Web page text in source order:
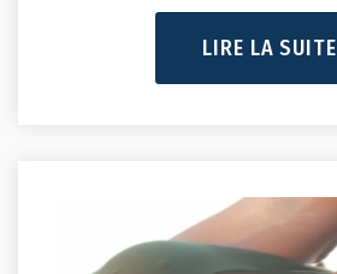
LIRE LA SUITE